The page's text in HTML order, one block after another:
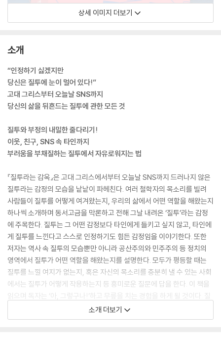
상세 이미지 더보기
소개
“인정하기 싫겠지만
당신은 질투에 눈이 멀어 있다!”
고대 그리스부터 오늘날 SNS까지
당신의 삶을 뒤흔드는 질투에 관한 모든 것
질투와 부정의 내밀한 줄다리기!
이웃, 친구, SNS 속 타인까지
부러움을 부채질하는 질투에서 자유로워지는 법
『질투라는 감옥』은 고대 그리스에서부터 오늘날 SNS까지 드러나지 않은
질투라는 감정의 모습을 낱낱이 파헤친다. 여러 철학자의 목소리를 빌려
사람들이 질투를 어떻게 여겨왔는지, 우리의 삶에서 어떤 역할을 해왔는지
하나씩 소개하며 동서고금을 막론하고 전해 그날 내려온 ‘질투’라는 감정
에 주목한다. 질투는 그 어떤 감정보다 타인에게 들키고 싶지 않고, 타인에
게 질투를 느낀다고 스스로 인정하기도 힘든 감정임을 이야기한다. 또한
저자는 역사 속 질투의 모습뿐만 아니라 공산주의와 민주주의 등 정치의
영역에서 질투가 어떤 역할을 해왔는지를 설명한다. 모두가 평등할 때는
질투를 느낄 여지가 없는지, 혹은 자신의 목소리를 충분히 낼 수 있는 사회
에서는 질투가 어떻게 작용하는지 등 흥미로운 질문에 답을 한다. 이 책을
읽으며 독자는 ‘아, 그렇구나!’하고 무릎을 치는 경험을 하게 될 것이다. 질
투를 아예 하지 않는 방법은 존재하지 않는다. 또한 인간에게 질투라는 감
정이 없다면 우리 삶에서 어떤 변화도 일어나지 않을 것이다. 저자는 본인
소개 더보기